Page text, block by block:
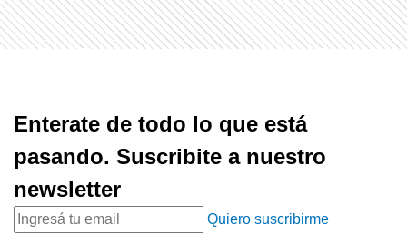
Enterate de todo lo que está
pasando. Suscribite a nuestro
newsletter
Quiero suscribirme